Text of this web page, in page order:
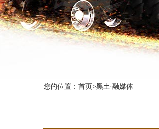
您的位置： 首页>黑土·融媒体